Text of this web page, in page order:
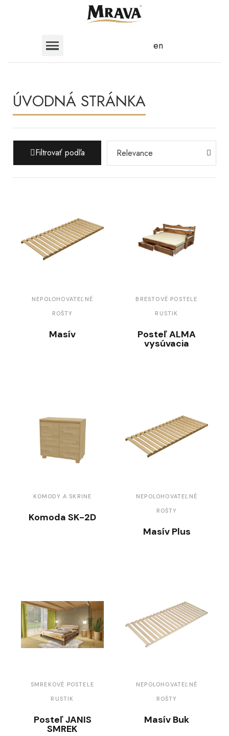
en
ÚVODNÁ STRÁNKA
Filtrovať podľa
NEPOLOHOVATEĽNÉ
ROŠTY
Masív
BRESTOVÉ POSTELE
RUSTIK
Posteľ ALMA
vysúvacia
KOMODY A SKRINE
Komoda SK-2D
NEPOLOHOVATEĽNÉ
ROŠTY
Masív Plus
SMREKOVÉ POSTELE
RUSTIK
Posteľ JANIS
SMREK
NEPOLOHOVATEĽNÉ
ROŠTY
Masív Buk